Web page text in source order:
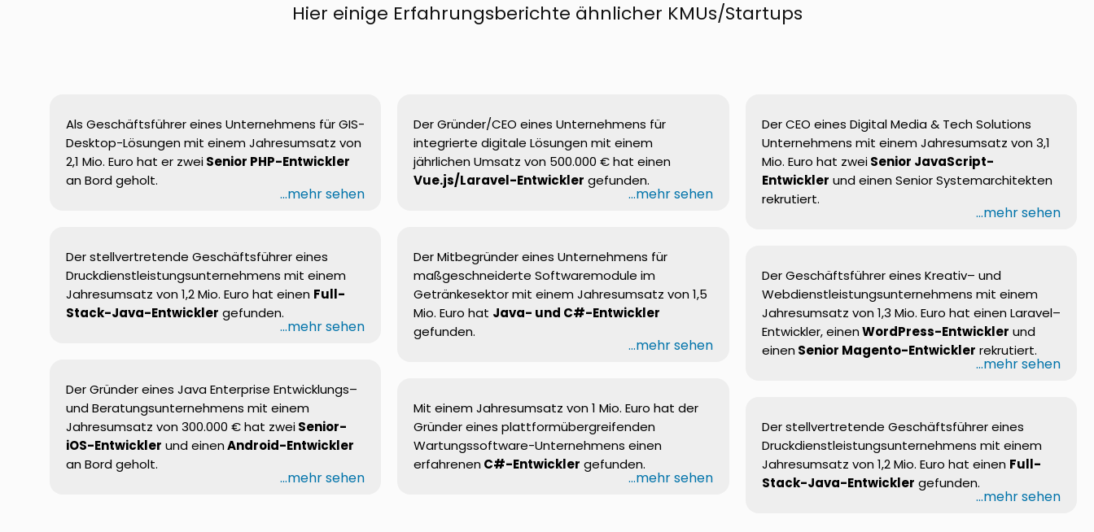
Hier einige Erfahrungsberichte ähnlicher KMUs/Startups
Als Geschäftsführereines Unternehmens für GIS-
Desktop-Lösungen mit einem Jahresumsatz von
2,1 Mio. Euro hat er zweiSenior PHP-Entwickler
an Bord geholt.
...mehr sehen
Der stellvertretende Geschäftsführer eines
Druckdienstleistungsunternehmens mit einem
Jahresumsatz von 1,2Mio. Euro hat einen Full-
Stack-Java-Entwickler gefunden.
...mehr sehen
DerGründereines Java Enterprise Entwicklungs–
und Beratungsunternehmens mit einem
Jahresumsatz von 300.000 € hat zweiSenior-
iOS-Entwickler und einenAndroid-Entwickler
an Bord geholt.
...mehr sehen
Der Gründer/CEO eines Unternehmens für
integrierte digitale Lösungen mit einem
jährlichen Umsatz von 500.000 € hat einen
Vue.js/Laravel-Entwickler gefunden.
...mehr sehen
DerMitbegründer eines Unternehmens für
maßgeschneiderte Softwaremodule im
Getränkesektor mit einem Jahresumsatz von 1,5
Mio. Euro hat Java- und C#-Entwickler
gefunden.
...mehr sehen
Mit einem Jahresumsatz von 1 Mio. Euro hat der
Gründer eines plattformübergreifenden
Wartungssoftware-Unternehmens einen
erfahrenen C#-Entwickler gefunden.
...mehr sehen
Der CEO eines Digital Media & Tech Solutions
Unternehmens mit einem Jahresumsatz von 3,1
Mio. Euro hat zweiSenior JavaScript-
Entwickler und einen SeniorSystemarchitekten
rekrutiert.
...mehr sehen
DerGeschäftsführer eines Kreativ– und
Webdienstleistungsunternehmens mit einem
Jahresumsatz von 1,3 Mio. Euro hat einen Laravel–
Entwickler,einenWordPress-Entwickler und
einen Senior Magento-Entwickler rekrutiert.
...mehr sehen
Der stellvertretende Geschäftsführer eines
Druckdienstleistungsunternehmens mit einem
Jahresumsatz von 1,2Mio. Euro hat einen Full-
Stack-Java-Entwickler gefunden.
...mehr sehen